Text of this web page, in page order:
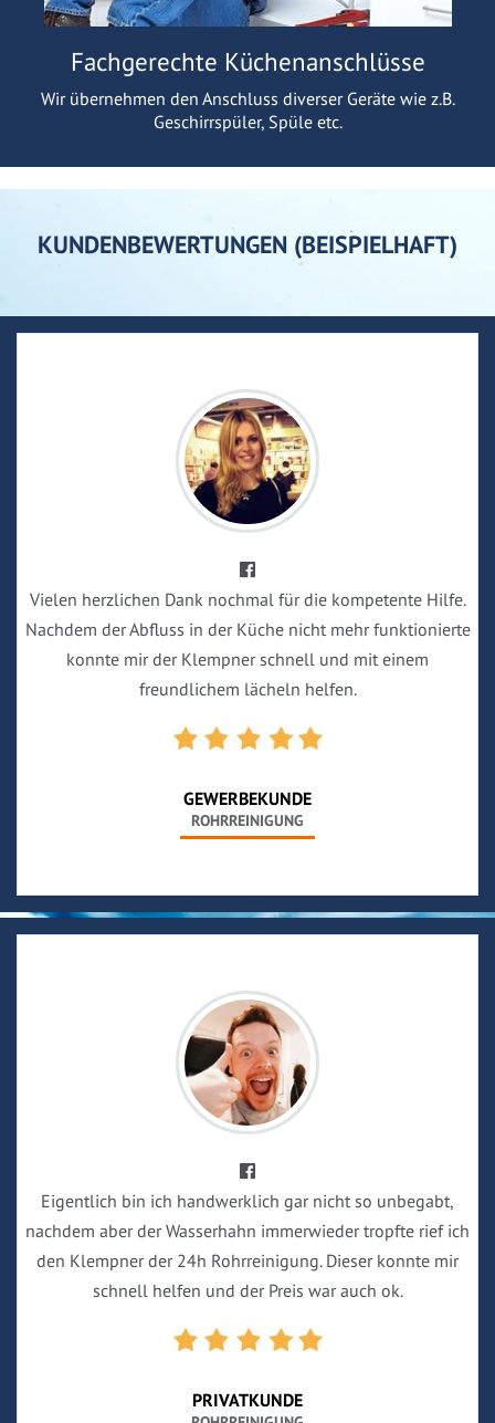
Fachgerechte Küchenanschlüsse
Wir übernehmen den Anschluss diverser Geräte wie z.B.
Geschirrspüler, Spüle etc.
KUNDENBEWERTUNGEN (BEISPIELHAFT)
Vielen herzlichen Dank nochmal für die kompetente Hilfe.
Nachdem der Abfluss in der Küche nicht mehr funktionierte
konnte mir der Klempner schnell und mit einem
freundlichem lächeln helfen.
GEWERBEKUNDE
ROHRREINIGUNG
Eigentlich bin ich handwerklich gar nicht so unbegabt,
nachdem aber der Wasserhahn immerwieder tropfte rief ich
den Klempner der 24h Rohrreinigung. Dieser konnte mir
schnell helfen und der Preis war auch ok.
PRIVATKUNDE